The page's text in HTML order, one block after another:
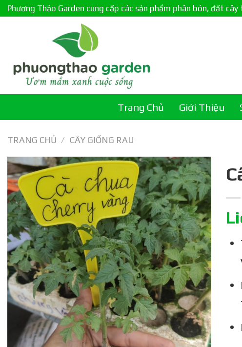
Skip
Phương Thảo Garden cung cấp các sản phẩm phân bón, đất
Trang Chủ Giới Thiệu
TRANG CHỦ / CÂY GIỐNG RAU